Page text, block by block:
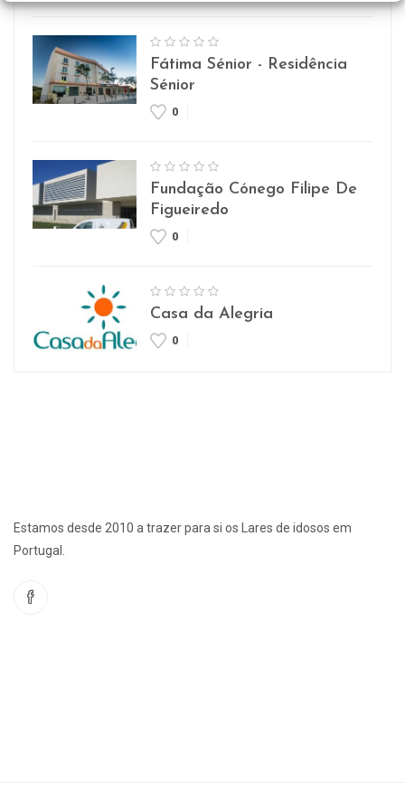
Fátima Sénior - Residência
Sénior
0
Fundação Cónego Filipe De
Figueiredo
0
Casa da Alegria
0
Estamos desde 2010 a trazer para si os Lares de idosos em
Portugal.